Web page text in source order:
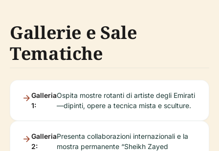
Gallerie e Sale
Tematiche
Galleria
1:
Ospita mostre rotanti di artiste degli Emirati
—dipinti, opere a tecnica mista e sculture.
Galleria
2:
Presenta collaborazioni internazionali e la
mostra permanente “Sheikh Zayed